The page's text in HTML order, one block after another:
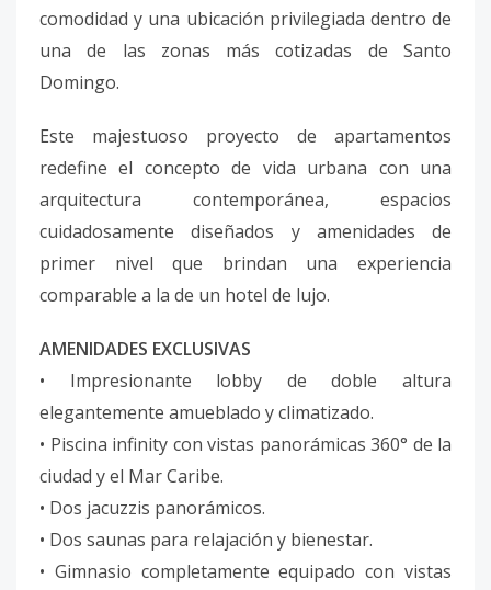
comodidad y una ubicación privilegiada dentro de
una de las zonas más cotizadas de Santo
Domingo.
Este majestuoso proyecto de apartamentos
redefine el concepto de vida urbana con una
arquitectura contemporánea, espacios
cuidadosamente diseñados y amenidades de
primer nivel que brindan una experiencia
comparable a la de un hotel de lujo.
AMENIDADES EXCLUSIVAS
• Impresionante lobby de doble altura
elegantemente amueblado y climatizado.
• Piscina infinity con vistas panorámicas 360° de la
ciudad y el Mar Caribe.
• Dos jacuzzis panorámicos.
• Dos saunas para relajación y bienestar.
• Gimnasio completamente equipado con vistas